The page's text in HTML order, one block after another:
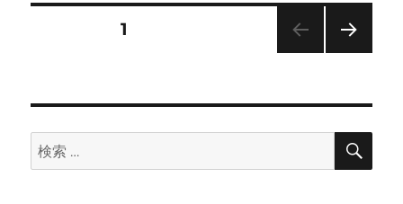
で
腸
弁
の
ペ
固定ページ1
検
索:
検